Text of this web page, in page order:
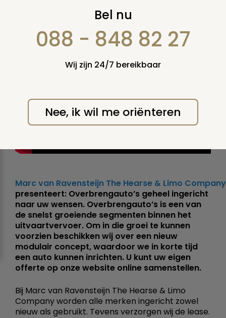
Film overbrengauto’s Hearse &
Limo Company
Door: Uitvaart.TV
Marc van Ravensteijn The Hearse & Limo Company
presenteert: Overbrengauto’s geheel ingericht
naar uw wensen. Overbrengauto’s is een van
de snelst groeiende segmenten binnen het
uitvaartvervoer. Om in die groei te kunnen
voorzien beschikken wij over een nieuw
modulair concept, waardoor we in korte tijd
een auto kunnen inrichten. U kunt uw eigen
offerte op onze website online samenstellen.
Bij Marc van Ravensteijn The Hearse & Limo
Company worden alle merken ingericht zowel
nieuw als gebruikt. Tevens verzorgen wij de lease.
Bel nu
088 - 848 82 27
Wij zijn 24/7 bereikbaar
Nee, ik wil me oriënteren